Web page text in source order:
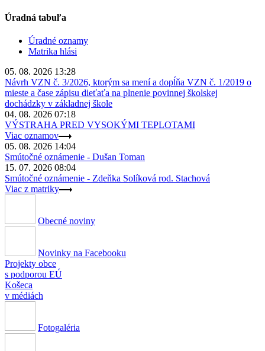
Úradná tabuľa
Úradné oznamy
Matrika hlási
05. 08. 2026 13:28
Návrh VZN č. 3/2026, ktorým sa mení a dopĺňa VZN č. 1/2019 o
mieste a čase zápisu dieťaťa na plnenie povinnej školskej
dochádzky v základnej škole
04. 08. 2026 07:18
VÝSTRAHA PRED VYSOKÝMI TEPLOTAMI
Viac oznamov
05. 08. 2026 14:04
Smútočné oznámenie - Dušan Toman
15. 07. 2026 08:04
Smútočné oznámenie - Zdeňka Solíková rod. Stachová
Viac z matriky
Obecné noviny
Novinky na Facebooku
Projekty obce
s podporou EÚ
Košeca
v médiách
Fotogaléria